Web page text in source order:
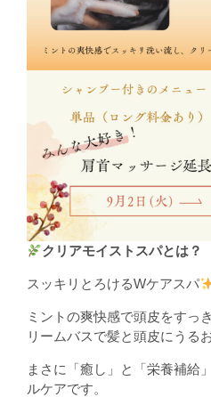
クリアモイストスパとは？
スッキリとろけるWケアスパ
ミントの爽快感で頭皮をすっ
リームバスで髪と頭皮にうる
まさに「癒し」と「栄養補給
ルケアです。